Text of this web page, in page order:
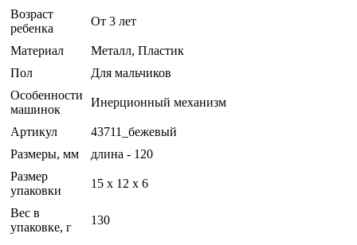
Возраст
ребенка
От 3 лет
Материал
Металл, Пластик
Пол
Для мальчиков
Особенности
машинок
Инерционный механизм
Артикул
43711_бежевый
Размеры, мм
длина - 120
Размер
упаковки
15 x 12 x 6
Вес в
упаковке, г
130